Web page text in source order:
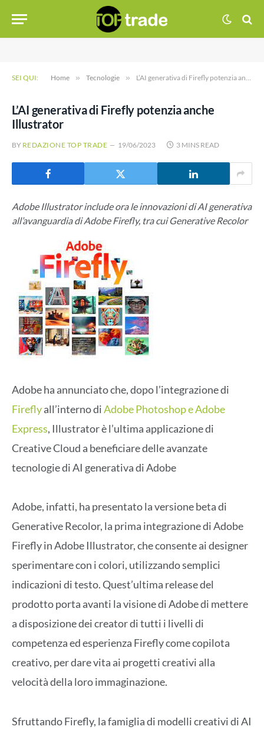
SEI QUI: Home » Tecnologie » L’AI generativa di Firefly potenzia anche Illustrator
L’AI generativa di Firefly potenzia anche
Illustrator
BY REDAZIONE TOP TRADE 19/06/2023 3 MINS READ
Adobe Illustrator include ora le innovazioni di AI generativa
all’avanguardia di Adobe Firefly, tra cui Generative Recolor
Adobe ha annunciato che, dopo l’integrazione di
Fireflyall’interno diAdobe Photoshop e Adobe
Express, Illustrator è l’ultima applicazione di
Creative Cloud a beneficiare delle avanzate
tecnologie di AI generativa di Adobe
Adobe, infatti, ha presentato la versione beta di
Generative Recolor, la prima integrazione di Adobe
Firefly in Adobe Illustrator, che consente ai designer
sperimentare con i colori, utilizzando semplici
indicazioni di testo. Quest’ultima release del
prodotto porta avanti la visione di Adobe di mettere
a disposizione dei creator di tutti i livelli di
competenza ed esperienza Firefly come copilota
creativo, per dare vita ai progetti creativi alla
velocità della loro immaginazione.
Sfruttando Firefly, la famiglia di modelli creativi di AI